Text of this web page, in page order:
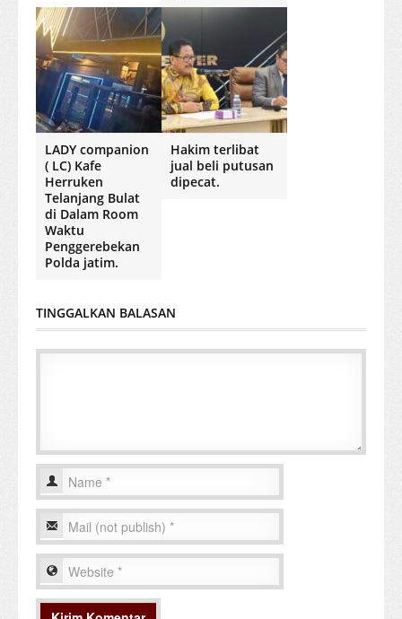
LADY companion
( LC) Kafe
Herruken
Telanjang Bulat
di Dalam Room
Waktu
Penggerebekan
Polda jatim.
Hakim terlibat
jual beli putusan
dipecat.
TINGGALKAN BALASAN